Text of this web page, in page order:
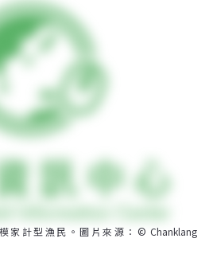
家計型漁民。圖片來源：© Chanklang